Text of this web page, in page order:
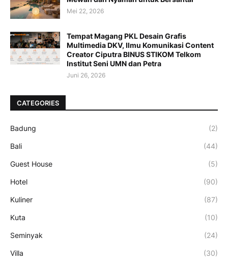
Mei 22, 2026
Tempat Magang PKL Desain Grafis
Multimedia DKV, Ilmu Komunikasi Content
Creator Ciputra BINUS STIKOM Telkom
Institut Seni UMN dan Petra
Juni 26, 2026
CATEGORIES
Badung (2)
Bali (44)
Guest House (5)
Hotel (90)
Kuliner (87)
Kuta (10)
Seminyak (24)
Villa (30)